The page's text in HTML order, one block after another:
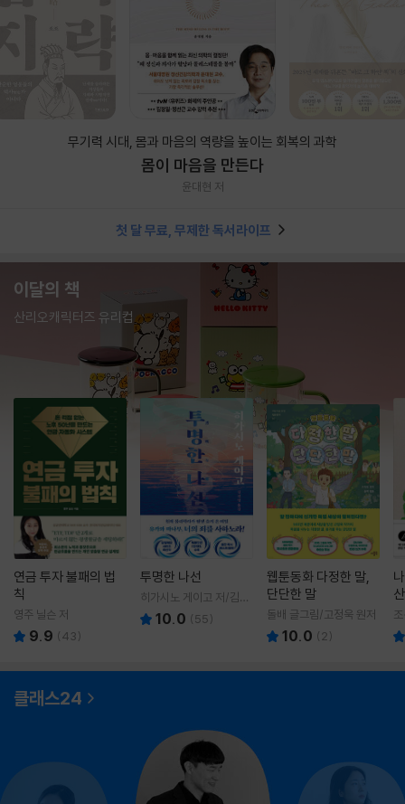
무기력 시대, 몸과 마음의 역량을 높이는 회복의 과학
몸이 마음을 만든다
윤대현 저
첫 달 무료, 무제한 독서라이프
이달의 책
산리오캐릭터즈 유리컵
연금 투자 불패의 법
칙
영주 닐슨 저
9.9 (43)
투명한 나선
히가시노 게이고 저/김선
영 역10.0 (55)
웹툰동화 다정한 말,
단단한 말
돌배 글그림/고정욱 원저
10.0 ( 2)
클래스24